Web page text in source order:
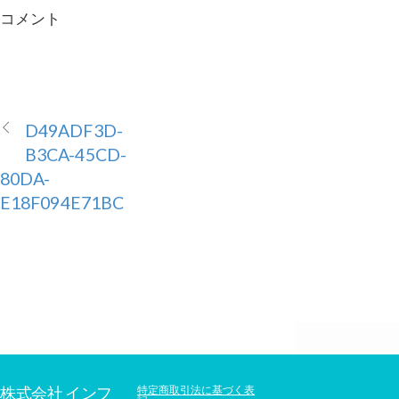
コメント
D49ADF3D-
B3CA-45CD-
80DA-
E18F094E71BC
株式会社 インフ
特定商取引法に基づく表